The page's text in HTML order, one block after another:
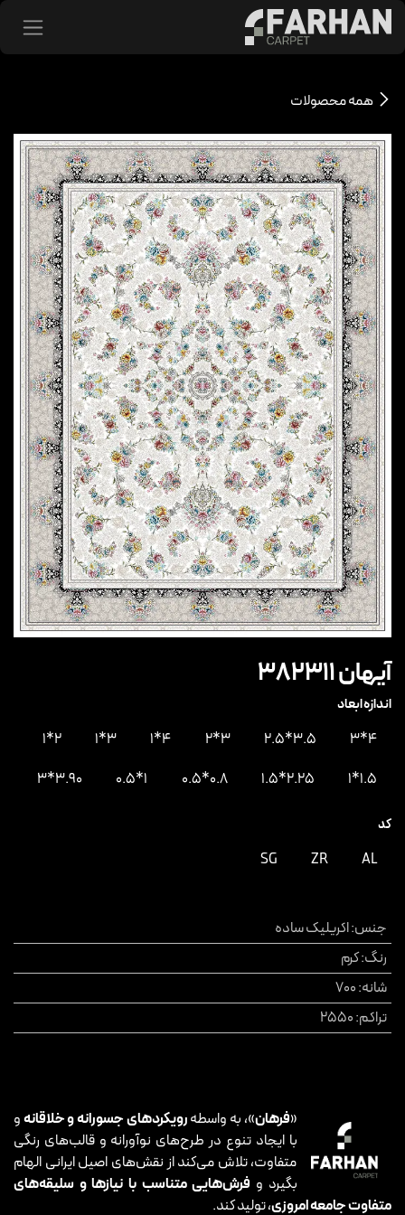
رد شدن به محتوا
همه محصولات
آیهان 382311
اندازه ابعاد
4*3
3.5*2.5
3*2
4*1
3*1
2*1
1.5*1
2.25*1.5
0.8*0.5
1*0.5
3.90*3
کد
AL
ZR
SG
جنس:اکریلیک ساده
رنگ:کرم
شانه:
700
تراکم:
2550
«فرهان»، به واسطهرویکردهای جسورانه و خلاقانهو
با ایجاد تنوع در طرح‌های نوآورانه و قالب‌های رنگی
متفاوت، تلاش می‌کند از نقش‌های اصیل ایرانی الهام
بگیرد و فرش‌هایی متناسب با نیازها و سلیقه‌های
متفاوت جامعه امروزی، تولید کند.